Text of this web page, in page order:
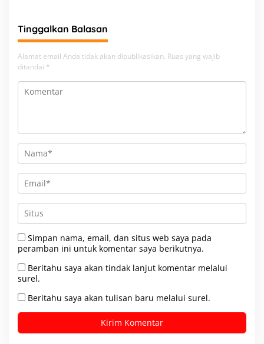
Tinggalkan Balasan
Alamat email Anda tidak akan dipublikasikan. Ruas yang wajib
ditandai *
Simpan nama, email, dan situs web saya pada
peramban ini untuk komentar saya berikutnya.
Beritahu saya akan tindak lanjut komentar melalui
surel.
Beritahu saya akan tulisan baru melalui surel.